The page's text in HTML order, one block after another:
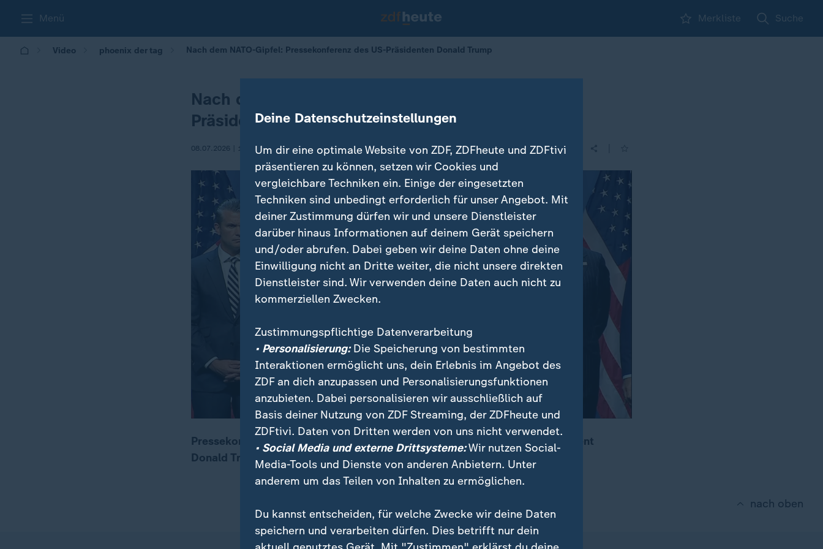
Menü Merkliste Suche
Video phoenix der tag Nach dem NATO-Gipfel: Pressekonferenz des US-Präsidenten Donald Trump
Nach dem NATO-Gipfel: Pressekonferenz des US-
Präsidenten Donald Trump
08.07.2026 | 18:00
Pressekonferenz zum Abschluss des NATO-Gipfels in Ankara von US-Präsident
Donald Trump in phoenix der tag am 08.07.2026
nach oben
Deine Datenschutzeinstellungen
Um dir eine optimale Website von ZDF, ZDFheute und ZDFtivi
präsentieren zu können, setzen wir Cookies und
vergleichbare Techniken ein. Einige der eingesetzten
Techniken sind unbedingt erforderlich für unser Angebot. Mit
deiner Zustimmung dürfen wir und unsere Dienstleister
darüber hinaus Informationen auf deinem Gerät speichern
und/oder abrufen. Dabei geben wir deine Daten ohne deine
Einwilligung nicht an Dritte weiter, die nicht unsere direkten
Dienstleister sind. Wir verwenden deine Daten auch nicht zu
kommerziellen Zwecken.
Zustimmungspflichtige Datenverarbeitung
• Personalisierung:Die Speicherung von bestimmten
Interaktionen ermöglicht uns, dein Erlebnis im Angebot des
ZDF an dich anzupassen und Personalisierungsfunktionen
anzubieten. Dabei personalisieren wir ausschließlich auf
Basis deiner Nutzung von ZDF Streaming, der ZDFheute und
ZDFtivi. Daten von Dritten werden von uns nicht verwendet.
• Social Media und externe Drittsysteme:Wir nutzen Social-
Media-Tools und Dienste von anderen Anbietern. Unter
anderem um das Teilen von Inhalten zu ermöglichen.
Du kannst entscheiden, für welche Zwecke wir deine Daten
speichern und verarbeiten dürfen. Dies betrifft nur dein